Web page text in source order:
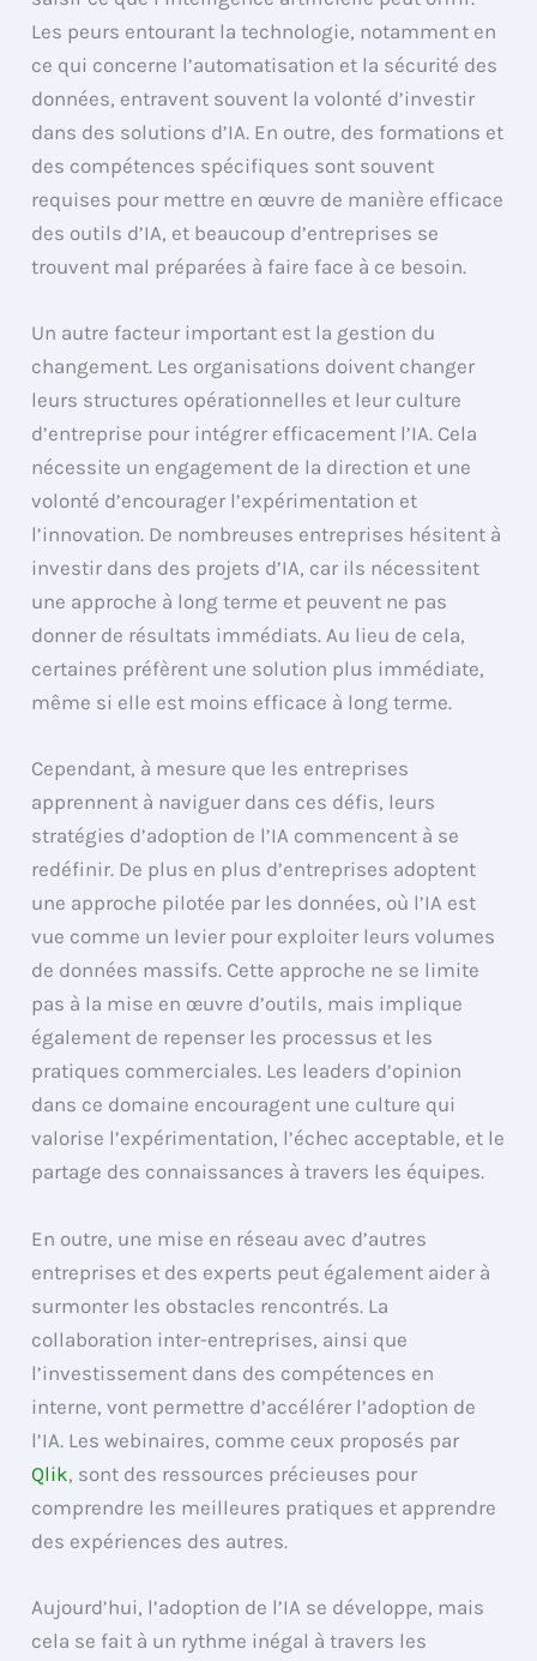
Les peurs entourant la technologie, notamment en
ce qui concerne l’automatisation et la sécurité des
données, entravent souvent la volonté d’investir
dans des solutions d’IA. En outre, des formations et
des compétences spécifiques sont souvent
requises pour mettre en œuvre de manière efficace
des outils d’IA, et beaucoup d’entreprises se
trouvent mal préparées à faire face à ce besoin.
Un autre facteur important est la gestion du
changement. Les organisations doivent changer
leurs structures opérationnelles et leur culture
d’entreprise pour intégrer efficacement l’IA. Cela
nécessite un engagement de la direction et une
volonté d’encourager l’expérimentation et
l’innovation. De nombreuses entreprises hésitent à
investir dans des projets d’IA, car ils nécessitent
une approche à long terme et peuvent ne pas
donner de résultats immédiats. Au lieu de cela,
certaines préfèrent une solution plus immédiate,
même si elle est moins efficace à long terme.
Cependant, à mesure que les entreprises
apprennent à naviguer dans ces défis, leurs
stratégies d’adoption de l’IA commencent à se
redéfinir. De plus en plus d’entreprises adoptent
une approche pilotée par les données, où l’IA est
vue comme un levier pour exploiter leurs volumes
de données massifs. Cette approche ne se limite
pas à la mise en œuvre d’outils, mais implique
également de repenser les processus et les
pratiques commerciales. Les leaders d’opinion
dans ce domaine encouragent une culture qui
valorise l’expérimentation, l’échec acceptable, et le
partage des connaissances à travers les équipes.
En outre, une mise en réseau avec d’autres
entreprises et des experts peut également aider à
surmonter les obstacles rencontrés. La
collaboration inter-entreprises, ainsi que
l’investissement dans des compétences en
interne, vont permettre d’accélérer l’adoption de
l’IA. Les webinaires, comme ceux proposés par
Qlik, sont des ressources précieuses pour
comprendre les meilleures pratiques et apprendre
des expériences des autres.
Aujourd’hui, l’adoption de l’IA se développe, mais
cela se fait à un rythme inégal à travers les